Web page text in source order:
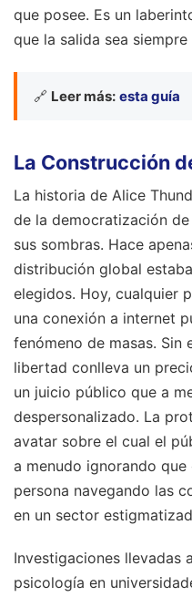
que posee. Es un
que la salida sea
🔗 Leer más: esta guía
La Construcción
La historia de Alice
de la democratización
sus sombras. Hace
distribución global
elegidos. Hoy, cualquier
una conexión a internet
fenómeno de masas. Sin
libertad conlleva un
un juicio público que a
despersonalizado. La
avatar sobre el cual el
a menudo ignorando
persona navegando las
en un sector
Investigaciones llevadas
psicología en